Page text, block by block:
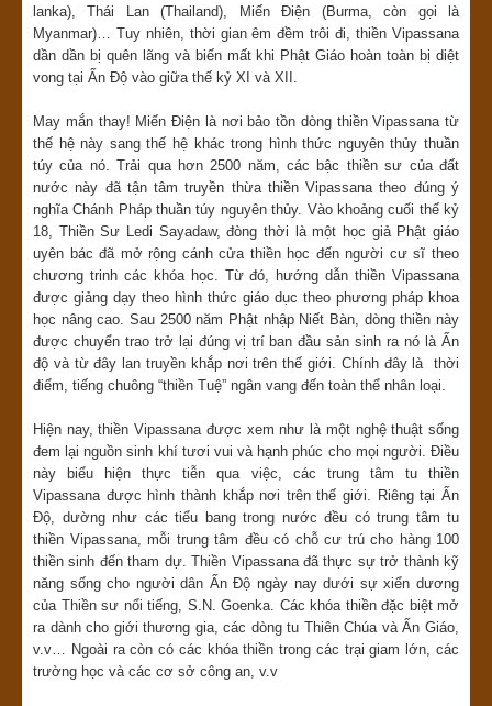
lanka), Thái Lan (Thailand), Miến Điện (Burma, còn gọi là
Myanmar)… Tuy nhiên, thời gian êm đềm trôi đi, thiền Vipassana
dần dần bị quên lãng và biến mất khi Phật Giáo hoàn toàn bị diệt
vong tại Ấn Độ vào giữa thế kỷ XI và XII.
May mắn thay! Miến Điện là nơi bảo tồn dòng thiền Vipassana từ
thế hệ này sang thế hệ khác trong hình thức nguyên thủy thuần
túy của nó. Trải qua hơn 2500 năm, các bậc thiền sư của đất
nước này đã tận tâm truyền thừa thiền Vipassana theo đúng ý
nghĩa Chánh Pháp thuần túy nguyên thủy. Vào khoảng cuối thế kỷ
18, Thiền Sư Ledi Sayadaw, đòng thời là một học giả Phật giáo
uyên bác đã mở rộng cánh cửa thiền học đến người cư sĩ theo
chương trinh các khóa học. Từ đó, hướng dẫn thiền Vipassana
được giảng dạy theo hình thức giáo dục theo phương pháp khoa
học nâng cao. Sau 2500 năm Phật nhập Niết Bàn, dòng thiền này
được chuyển trao trở lại đúng vị trí ban đầu sản sinh ra nó là Ấn
độ và từ đây lan truyền khắp nơi trên thế giới. Chính đây là thời
điểm, tiếng chuông “thiền Tuệ” ngân vang đến toàn thể nhân loại.
Hiện nay, thiền Vipassana được xem như là một nghệ thuật sống
đem lại nguồn sinh khí tươi vui và hạnh phúc cho mọi người. Điều
này biểu hiện thực tiễn qua việc, các trung tâm tu thiền
Vipassana được hình thành khắp nơi trên thế giới. Riêng tại Ấn
Độ, dường như các tiểu bang trong nước đều có trung tâm tu
thiền Vipassana, mỗi trung tâm đều có chỗ cư trú cho hàng 100
thiền sinh đến tham dự. Thiền Vipassana đã thực sự trở thành kỹ
năng sống cho người dân Ấn Độ ngày nay dưới sự xiển dương
của Thiền sư nổi tiếng, S.N. Goenka. Các khóa thiền đặc biệt mở
ra dành cho giới thương gia, các dòng tu Thiên Chúa và Ấn Giáo,
v.v… Ngoài ra còn có các khóa thiền trong các trại giam lớn, các
trường học và các cơ sở công an, v.v